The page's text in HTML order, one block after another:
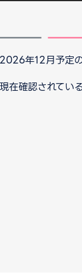
2026年12月予定
現在確認されてい